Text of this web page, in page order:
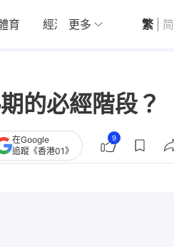
育 經濟 01深圳 觀點
更多 繁 简
的必經階段？
在Google
追蹤《香港01》
9